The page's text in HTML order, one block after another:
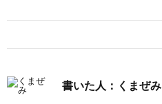
書いた人：くまぜみ